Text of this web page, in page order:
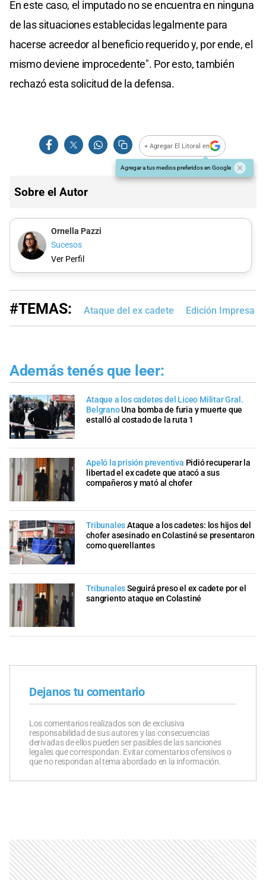
En este caso, el imputado no se encuentra en ninguna
de las situaciones establecidas legalmente para
hacerse acreedor al beneficio requerido y, por ende, el
mismo deviene improcedente". Por esto, también
rechazó esta solicitud de la defensa.
+ Agregar El Litoral en
Agregar a tus medios preferidos en Google
Sobre el Autor
Ornella Pazzi
Sucesos
Ver Perfil
#TEMAS: Ataque del ex cadete Edición Impresa
Además tenés que leer:
Ataque a los cadetes del Liceo Militar Gral.
BelgranoUna bomba de furia y muerte que
estalló al costado de la ruta 1
Apeló la prisión preventiva Pidió recuperar la
libertad el ex cadete que atacó a sus
compañeros y mató al chofer
TribunalesAtaque a los cadetes: los hijos del
chofer asesinado en Colastiné se presentaron
como querellantes
TribunalesSeguirá preso el ex cadete por el
sangriento ataque en Colastiné
Dejanos tu comentario
Los comentarios realizados son de exclusiva
responsabilidad de sus autores y las consecuencias
derivadas de ellos pueden ser pasibles de las sanciones
legales que correspondan. Evitar comentarios ofensivos o
que no respondan al tema abordado en la información.